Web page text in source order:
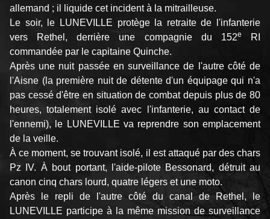
allemand ; il liquide cet incident à la mitrailleuse.
Le soir, le LUNEVILLE protège la retraite de l'infanterie
vers Rethel, derrière une compagnie du 152e
RI
commandée par le capitaine Quinche.
Après une nuit passée en surveillance de l'autre côté de
l'Aisne (la première nuit de détente d'un équipage qui n'a
pas cessé d'être en situation de combat depuis plus de 80
heures, totalement isolé avec l'infanterie, au contact de
l'ennemi), le LUNEVILLE va reprendre son emplacement
de la veille.
À ce moment, se trouvant isolé, il est attaqué par des chars
Pz IV. À bout portant, l'aide-pilote Bessonard, détruit au
canon cinq chars lourd, quatre légers et une moto.
Après le repli de l'autre côté du canal de Rethel, le
LUNEVILLE participe à la même mission de surveillance